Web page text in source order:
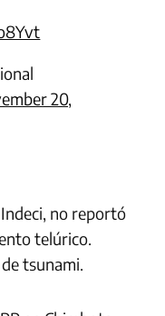
20,
Indeci, no reportó
telúrico.
tsunami.